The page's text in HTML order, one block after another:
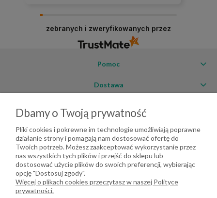
zebranych i zweryfikowanych przez
Pomoc
Dostawa
O firmie
Dbamy o Twoją prywatność
Pliki cookies i pokrewne im technologie umożliwiają poprawne
działanie strony i pomagają nam dostosować ofertę do
Twoich potrzeb. Możesz zaakceptować wykorzystanie przez
nas wszystkich tych plików i przejść do sklepu lub
dostosować użycie plików do swoich preferencji, wybierając
opcję "Dostosuj zgody".
Więcej o plikach cookies przeczytasz w naszej Polityce
prywatności.